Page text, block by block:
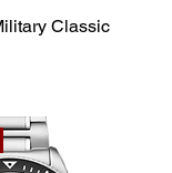
Classic